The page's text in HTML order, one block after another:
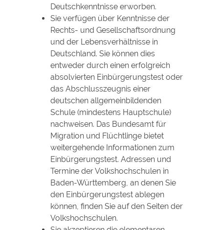
Deutschkenntnisse erworben.
Sie verfügen über Kenntnisse der
Rechts- und Gesellschaftsordnung
und der Lebensverhältnisse in
Deutschland. Sie können dies
entweder durch einen erfolgreich
absolvierten Einbürgerungstest oder
das Abschlusszeugnis einer
deutschen allgemeinbildenden
Schule (mindestens Hauptschule)
nachweisen. Das Bundesamt für
Migration und Flüchtlinge bietet
weitergehende Informationen zum
Einbürgerungstest. Adressen und
Termine der Volkshochschulen in
Baden-Württemberg, an denen Sie
den Einbürgerungstest ablegen
können, finden Sie auf den Seiten der
Volkshochschulen.